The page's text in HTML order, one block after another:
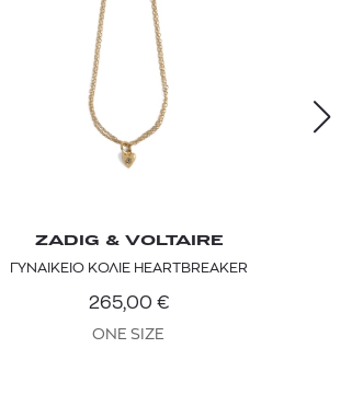
ZADIG & VOLTAIRE
ΓΥΝΑΙΚΕΙΟ ΚΟΛΙΕ HEARTBREAKER
265,00 €
ONE SIZE